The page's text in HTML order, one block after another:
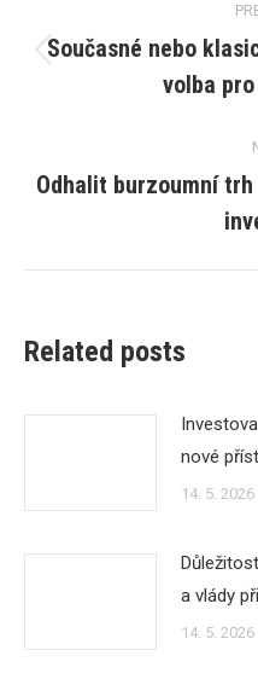
navigation
Současné nebo
volba
Odhalit burzoumní
Related posts
nové
14. 5. 2026
a vlády
14. 5. 2026